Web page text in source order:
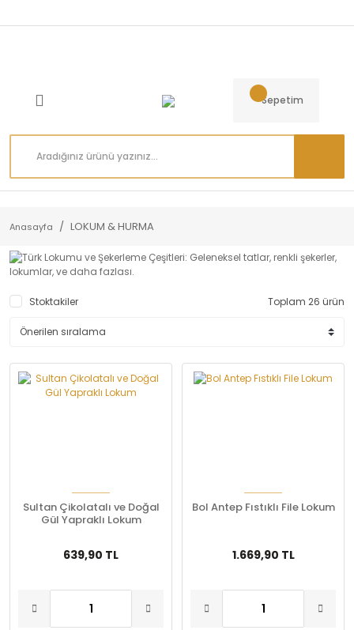
Sepetim
Anasayfa LOKUM & HURMA
Stoktakiler Toplam 26 ürün
Sultan Çikolatalı ve Doğal
Gül Yapraklı Lokum
639,90 TL
Bol Antep Fıstıklı File Lokum
1.669,90 TL